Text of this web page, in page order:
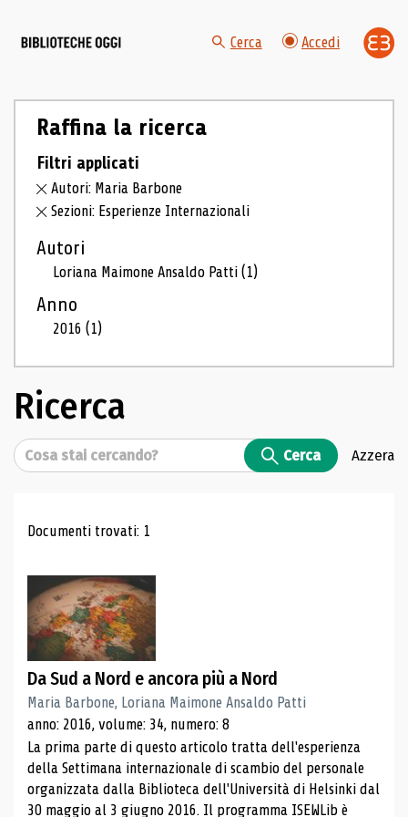
Cerca Accedi
Raffina la ricerca
Filtri applicati
Autori: Maria Barbone
Sezioni: Esperienze Internazionali
Autori
Loriana Maimone Ansaldo Patti(1)
Anno
2016(1)
Ricerca
Cerca Cerca Azzera
Risultati di ricerca
Documenti trovati: 1
Da Sud a Nord e ancora più a Nord
Maria Barbone, Loriana Maimone Ansaldo Patti
anno: 2016, volume: 34, numero: 8
La prima parte di questo articolo tratta dell'esperienza
della Settimana internazionale di scambio del personale
organizzata dalla Biblioteca dell'Università di Helsinki dal
30 maggio al 3 giugno 2016. Il programma ISEWLib è